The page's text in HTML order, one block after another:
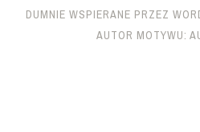
DUMNIE WSPIERANE PRZEZ
AUTOR MOTYWU: